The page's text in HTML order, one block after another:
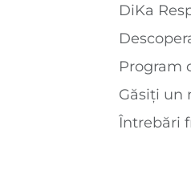
DiKa
Program
Găsiți un
Întrebări